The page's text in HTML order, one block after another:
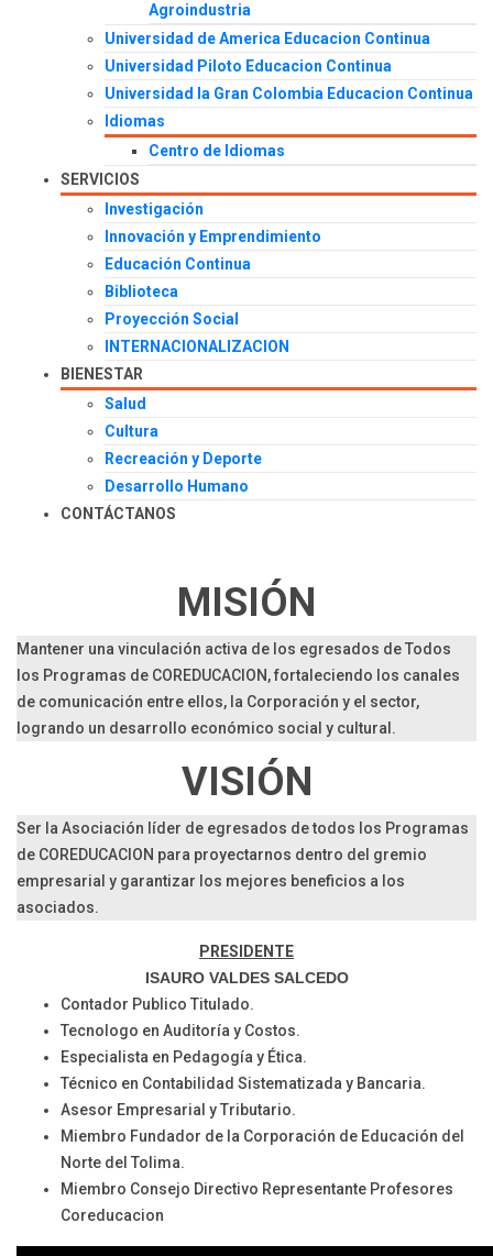
Agroindustria
Universidad de America Educacion Continua
Universidad Piloto Educacion Continua
Universidad la Gran Colombia Educacion Continua
Idiomas
Centro de Idiomas
SERVICIOS
Investigación
Innovación y Emprendimiento
Educación Continua
Biblioteca
Proyección Social
INTERNACIONALIZACION
BIENESTAR
Salud
Cultura
Recreación y Deporte
Desarrollo Humano
CONTÁCTANOS
MISIÓN
Mantener una vinculación activa de los egresados de Todos
los Programas de COREDUCACION, fortaleciendo los canales
de comunicación entre ellos, la Corporación y el sector,
logrando un desarrollo económico social y cultural.
VISIÓN
Ser la Asociación líder de egresados de todos los Programas
de COREDUCAClON para proyectarnos dentro del gremio
empresarial y garantizar los mejores beneficios a los
asociados.
PRESIDENTE
ISAURO VALDES SALCEDO
Contador Publico Titulado.
Tecnologo en Auditoría y Costos.
Especialista en Pedagogía y Ética.
Técnico en Contabilidad Sistematizada y Bancaria.
Asesor Empresarial y Tributario.
Miembro Fundador de la Corporación de Educación del
Norte del Tolima.
Miembro Consejo Directivo Representante Profesores
Coreducacion